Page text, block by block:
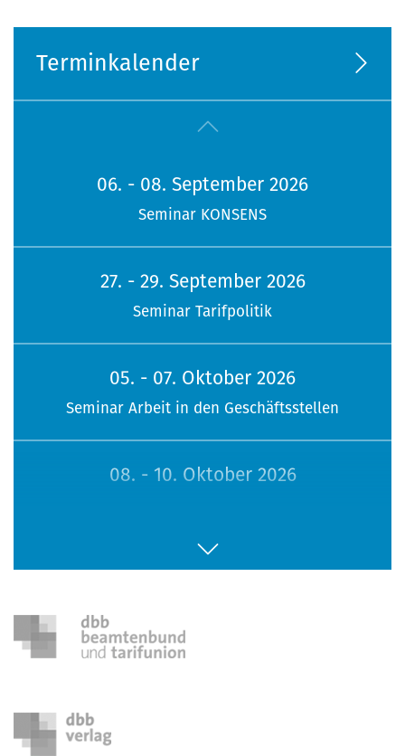
Terminkalender
06. - 08. September 2026
Seminar KONSENS
27. - 29. September 2026
Seminar Tarifpolitik
05. - 07. Oktober 2026
Seminar Arbeit in den Geschäftsstellen
08. - 10. Oktober 2026
16. - 18. Oktober 2026